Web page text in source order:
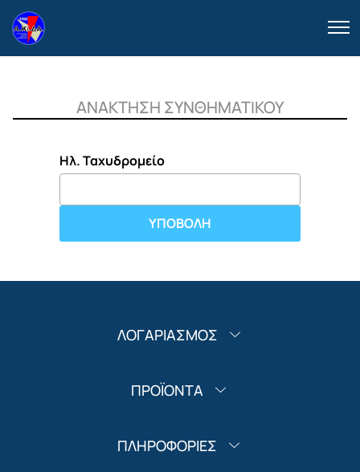
ΑΝΑΚΤΗΣΗ ΣΥΝΘΗΜΑΤΙΚΟΥ
Ηλ. Ταχυδρομείο
ΥΠΟΒΟΛΗ
ΛΟΓΑΡΙΑΣΜΟΣ
ΠΡΟΪΟΝΤΑ
ΠΛΗΡΟΦΟΡΙΕΣ